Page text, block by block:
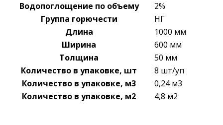
Водопоглощение по объему
2%
Группа горючести
НГ
Длина
1000 мм
Ширина
600 мм
Толщина
50 мм
Количество в упаковке, шт
8 шт/уп
Количество в упаковке, м3
0,24 м3
Количество в упаковке, м2
4,8 м2